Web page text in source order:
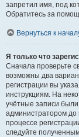
запретил имя, под
Обратитесь за
Вернуться к
Я только что
Сначала проверьте
возможны два
регистрации вы
инструкциям. На
учётные записи
администратором до
процессе
следуйте